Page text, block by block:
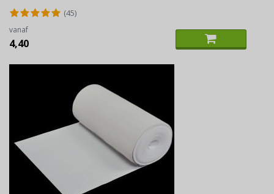
(45)
vanaf
4,40